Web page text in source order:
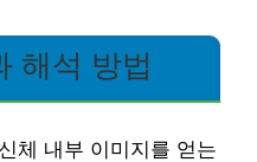
해석 방법
체 내부 이미지를 얻는